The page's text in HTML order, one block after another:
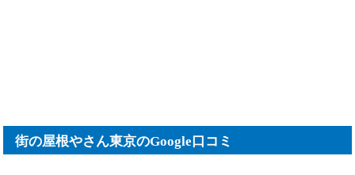
街の屋根やさん東京のGoogle口コミ